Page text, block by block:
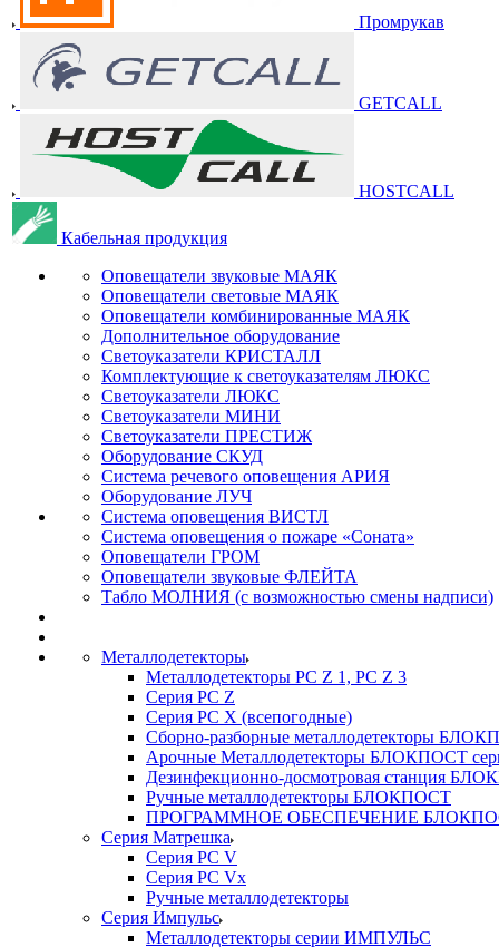
Промрукав
GETCALL
HOSTCALL
Кабельная продукция
Оповещатели звуковые МАЯК
Оповещатели световые МАЯК
Оповещатели комбинированные МАЯК
Дополнительное оборудование
Светоуказатели КРИСТАЛЛ
Комплектующие к светоуказателям ЛЮКС
Светоуказатели ЛЮКС
Светоуказатели МИНИ
Светоуказатели ПРЕСТИЖ
Оборудование СКУД
Система речевого оповещения АРИЯ
Оборудование ЛУЧ
Система оповещения ВИСТЛ
Система оповещения о пожаре «Соната»
Оповещатели ГРОМ
Оповещатели звуковые ФЛЕЙТА
Табло МОЛНИЯ (с возможностью смены надписи)
Металлодетекторы
Металлодетекторы РС Z 1, PC Z 3
Серия РС Z
Серия РС X (всепогодные)
Сборно-разборные металлодетекторы
Арочные Металлодетекторы БЛОКПОСТ
Дезинфекционно-досмотровая станция
Ручные металлодетекторы БЛОКПОСТ
ПРОГРАММНОЕ ОБЕСПЕЧЕНИЕ
Серия Матрешка
Серия PC V
Серия PC Vx
Ручные металлодетекторы
Серия Импульс
Металлодетекторы серии ИМПУЛЬС